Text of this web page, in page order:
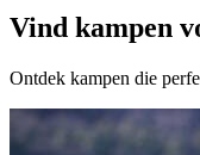
Vind kampen
Ontdek kampen die